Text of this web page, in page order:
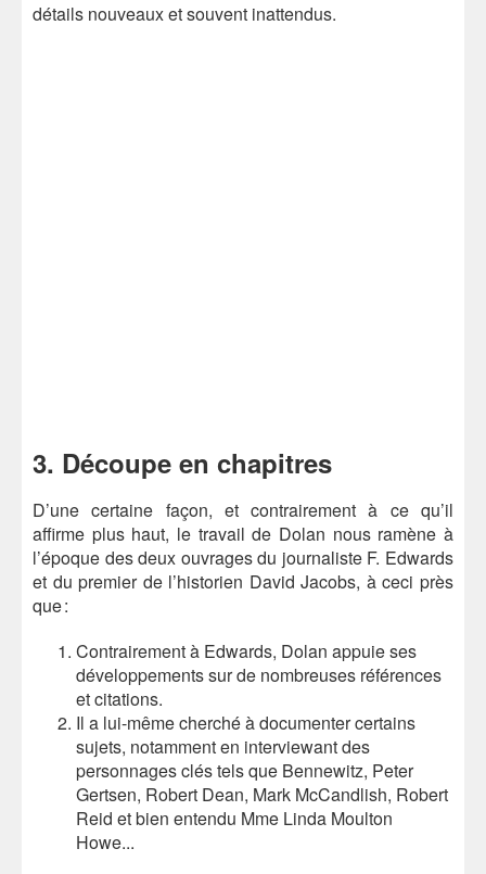
détails nouveaux et souvent inattendus.
3. Découpe en chapitres
D’une certaine façon, et contrairement à ce qu’il
affirme plus haut, le travail de Dolan nous ramène à
l’époque des deux ouvrages du journaliste F. Edwards
et du premier de l’historien David Jacobs, à ceci près
que :
Contrairement à Edwards, Dolan appuie ses
développements sur de nombreuses références
et citations.
Il a lui-même cherché à documenter certains
sujets, notamment en interviewant des
personnages clés tels que Bennewitz, Peter
Gertsen, Robert Dean, Mark McCandlish, Robert
Reid et bien entendu Mme Linda Moulton
Howe...